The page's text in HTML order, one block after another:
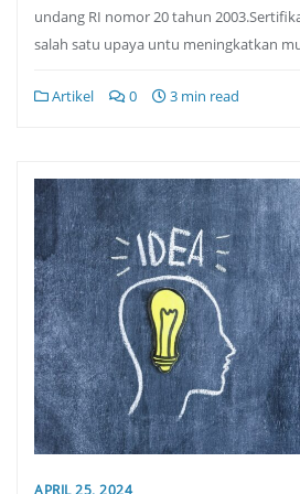
undang RI nomor 20 tahun
salah satu upaya untu meningkatkan
Artikel 0 3 min read
APRIL 25, 2024